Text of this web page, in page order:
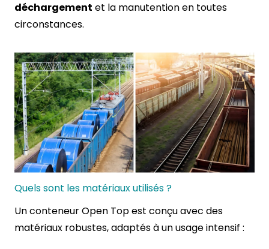
déchargement et la manutention en toutes
circonstances.
Quels sont les matériaux utilisés ?
Un conteneur Open Top est conçu avec des
matériaux robustes, adaptés à un usage intensif :